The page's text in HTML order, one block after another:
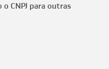
CNPJ para outras